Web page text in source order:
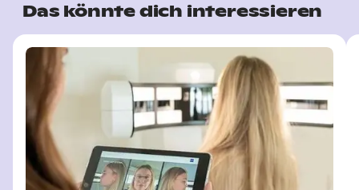
Das könnte dich interessieren